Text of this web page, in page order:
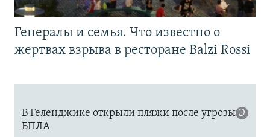
Генералы и семья. Что известно о
жертвах взрыва в ресторане Balzi Rossi